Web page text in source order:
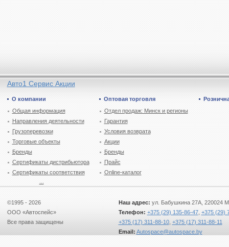
Авто1 Сервис Акции
О компании
Общая информация
Направления деятельности
Грузоперевозки
Торговые объекты
Бренды
Сертификаты дистрибьютора
Сертификаты соответствия
Оптовая торговля
Отдел продаж: Минск и регионы
Гарантия
Условия возврата
Акции
Бренды
Прайс
Online-каталог
©1995 - 2026
ООО «Автоспейс»
Все права защищены
Наш адрес: ул. Бабушкина 27А, 220024
Телефон: +375 (29) 135-86-47, +375 (29)
+375 (17) 311-88-10, +375 (17) 311-88-11
Email: Autospace@autospace.by